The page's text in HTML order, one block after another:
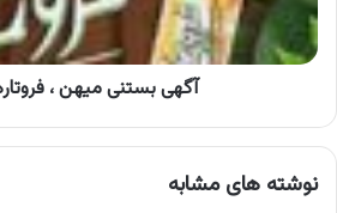
آگهی بستنی میهن ،
نوشته های مشابه